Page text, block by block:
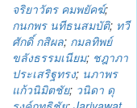
จริยาวัตร คมพยัคฆ์;
กนกพร นทีธนสมบัติ; ทวี
ศักดิ์ กสิผล; กมลทิพย์
ขลังธรรมเนียม; ชฎาภา
ประเสริฐทรง; นภาพร
แก้วนิมิตชัย; วนิดา ดุ